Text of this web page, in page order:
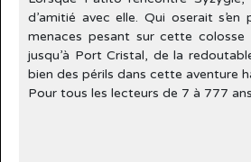
d’amitié avec elle. Qui oserait
menaces pesant sur cette colosse
jusqu’à Port Cristal, de la
bien des périls dans cette aventure
Pour tous les lecteurs de 7 à 777